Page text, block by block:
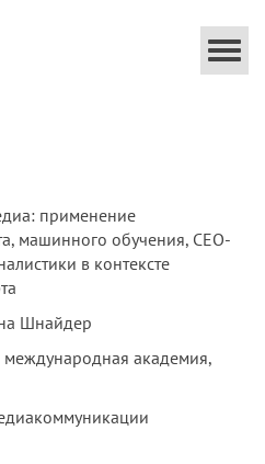
применение
машинного обучения, СЕО-
в контексте
Шнайдер
международная академия,